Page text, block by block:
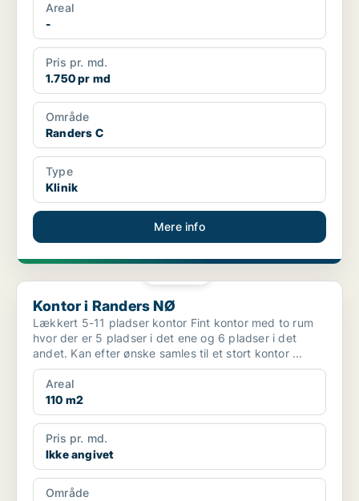
Areal
-
Pris pr. md.
1.750 pr md
Område
Randers C
Type
Klinik
Mere info
Kontor i Randers NØ
Kontor i Randers NØ
Lækkert 5-11 pladser kontor Fint kontor med to rum
hvor der er 5 pladser i det ene og 6 pladser i det
andet. Kan efter ønske samles til et stort kontor ...
Areal
110 m2
Pris pr. md.
Ikke angivet
Område